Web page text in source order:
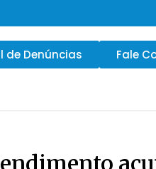
de Denúncias Fale